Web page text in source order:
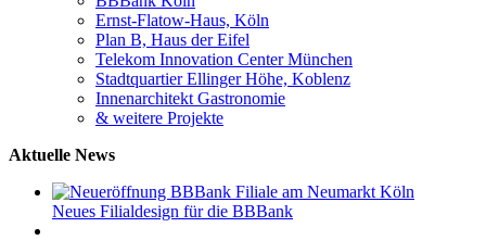
Ernst-Flatow-Haus, Köln
Plan B, Haus der Eifel
Telekom Innovation Center München
Stadtquartier Ellinger Höhe, Koblenz
Innenarchitekt Gastronomie
& weitere Projekte
Aktuelle News
Neues Filialdesign für die BBBank